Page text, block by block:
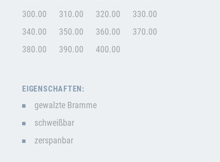
300.00
310.00 320.00
330.00
340.00
350.00 360.00
370.00
380.00
390.00 400.00
EIGENSCHAFTEN:
gewalzte Bramme
schweißbar
zerspanbar